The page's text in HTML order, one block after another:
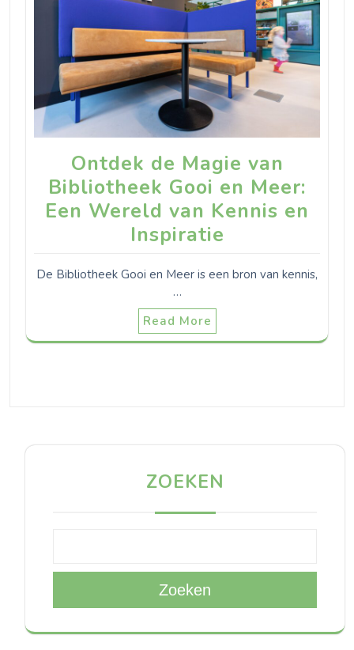
Ontdek de Magie van
Bibliotheek Gooi en Meer:
Een Wereld van Kennis en
Inspiratie
De Bibliotheek Gooi en Meer is een bron van kennis,
…
Read More
ZOEKEN
Zoeken